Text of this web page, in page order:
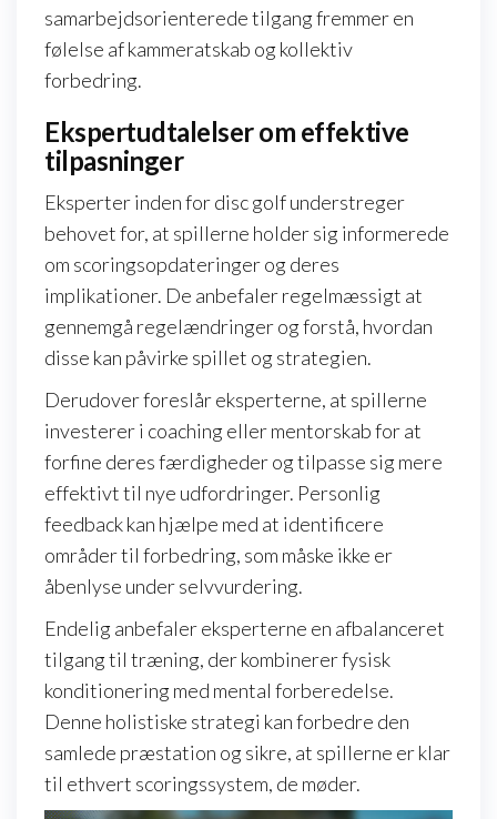
samarbejdsorienterede tilgang fremmer en
følelse af kammeratskab og kollektiv
forbedring.
Ekspertudtalelser om effektive
tilpasninger
Eksperter inden for disc golf understreger
behovet for, at spillerne holder sig informerede
om scoringsopdateringer og deres
implikationer. De anbefaler regelmæssigt at
gennemgå regelændringer og forstå, hvordan
disse kan påvirke spillet og strategien.
Derudover foreslår eksperterne, at spillerne
investerer i coaching eller mentorskab for at
forfine deres færdigheder og tilpasse sig mere
effektivt til nye udfordringer. Personlig
feedback kan hjælpe med at identificere
områder til forbedring, som måske ikke er
åbenlyse under selvvurdering.
Endelig anbefaler eksperterne en afbalanceret
tilgang til træning, der kombinerer fysisk
konditionering med mental forberedelse.
Denne holistiske strategi kan forbedre den
samlede præstation og sikre, at spillerne er klar
til ethvert scoringssystem, de møder.